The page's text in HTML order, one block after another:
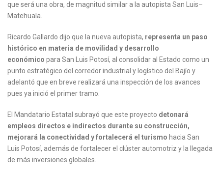
que será una obra, de magnitud similar a la autopista San Luis–
Matehuala.
Ricardo Gallardo dijo que la nueva autopista, representa un paso
histórico en materia de movilidad y desarrollo
económico para San Luis Potosí, al consolidar al Estado como un
punto estratégico del corredor industrial y logístico del Bajío y
adelantó que en breve realizará una inspección de los avances
pues ya inició el primer tramo.
El Mandatario Estatal subrayó que este proyecto detonará
empleos directos e indirectos durante su construcción,
mejorará la conectividad y fortalecerá el turismo hacia San
Luis Potosí, además de fortalecer el clúster automotriz y la llegada
de más inversiones globales.